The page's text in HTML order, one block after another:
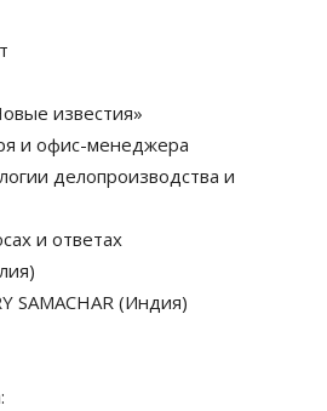
известия»
и офис-менеджера
делопроизводства и
и ответах
SAMACHAR (Индия)